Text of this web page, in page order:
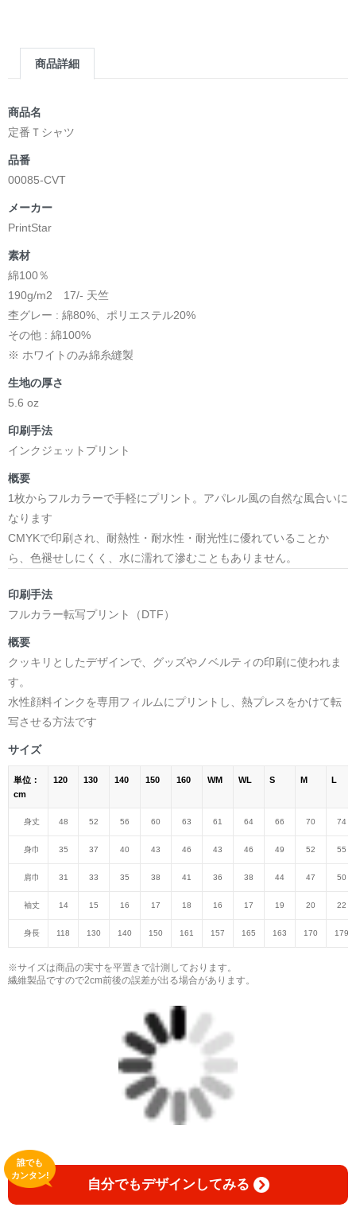
商品詳細
商品名
定番Ｔシャツ
品番
00085-CVT
メーカー
PrintStar
素材
綿100％
190g/m2 17/- 天竺
杢グレー : 綿80%、ポリエステル20%
その他 : 綿100%
※ ホワイトのみ綿糸縫製
生地の厚さ
5.6 oz
印刷手法
インクジェットプリント
概要
1枚からフルカラーで手軽にプリント。アパレル風の自然な風合いに
なります
CMYKで印刷され、耐熱性・耐水性・耐光性に優れていることか
ら、色褪せしにくく、水に濡れて滲むこともありません。
印刷手法
フルカラー転写プリント（DTF）
概要
クッキリとしたデザインで、グッズやノベルティの印刷に使われま
す。
水性顔料インクを専用フィルムにプリントし、熱プレスをかけて転
写させる方法です
サイズ
単位：
cm
120 130 140 150 160 WM WL S M L
身丈 48 52 56 60 63 61 64 66 70 74
身巾 35 37 40 43 46 43 46 49 52 55
肩巾 31 33 35 38 41 36 38 44 47 50
袖丈 14 15 16 17 18 16 17 19 20 22
身長 118 130 140 150 161 157 165 163 170 179
※サイズは商品の実寸を平置きで計測しております。
繊維製品ですので2cm前後の誤差が出る場合があります。
自分でもデザインしてみる
誰でも
カンタン!